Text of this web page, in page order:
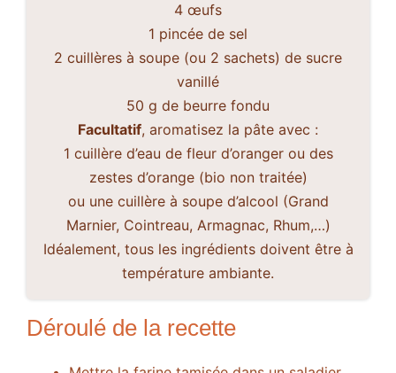
4 œufs
1 pincée de sel
2 cuillères à soupe (ou 2 sachets) de sucre
vanillé
50 g de beurre fondu
Facultatif, aromatisez la pâte avec :
1 cuillère d’eau de fleur d’oranger ou des
zestes d’orange (bio non traitée)
ou une cuillère à soupe d’alcool (Grand
Marnier, Cointreau, Armagnac, Rhum,…)
Idéalement, tous les ingrédients doivent être à
température ambiante.
Déroulé de la recette